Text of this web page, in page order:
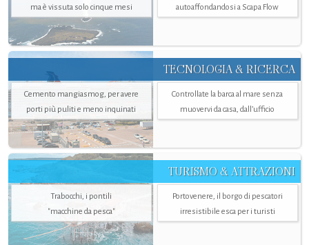
ma è vissuta solo cinque mesi
autoaffondandosi a Scapa Flow
TECNOLOGIA & RICERCA
Cemento mangiasmog, per avere
porti più puliti e meno inquinati
Controllate la barca al mare senza
muovervi da casa, dall’ufficio
TURISMO & ATTRAZIONI
Trabocchi, i pontili
"macchine da pesca"
Portovenere, il borgo di pescatori
irresistibile esca per i turisti